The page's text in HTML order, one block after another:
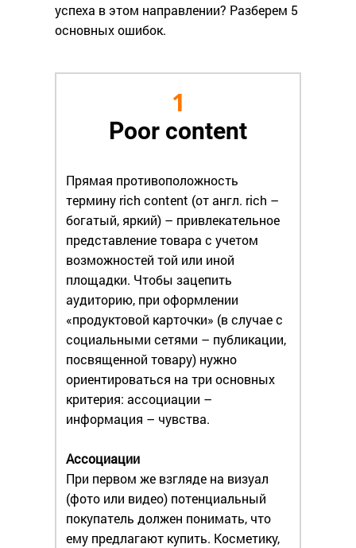
успеха в этом направлении? Разберем 5
основных ошибок.
1
Poor content
Прямая противоположность
термину rich content (от англ. rich –
богатый, яркий) – привлекательное
представление товара с учетом
возможностей той или иной
площадки. Чтобы зацепить
аудиторию, при оформлении
«продуктовой карточки» (в случае с
социальными сетями – публикации,
посвященной товару) нужно
ориентироваться на три основных
критерия: ассоциации –
информация – чувства.
Ассоциации
При первом же взгляде на визуал
(фото или видео) потенциальный
покупатель должен понимать, что
ему предлагают купить. Косметику,